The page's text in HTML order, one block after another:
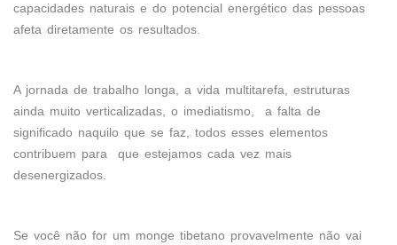
capacidades naturais e do potencial energético das pessoas
afeta diretamente os resultados.
A jornada de trabalho longa, a vida multitarefa, estruturas
ainda muito verticalizadas, o imediatismo, a falta de
significado naquilo que se faz, todos esses elementos
contribuem para que estejamos cada vez mais
desenergizados.
Se você não for um monge tibetano provavelmente não vai